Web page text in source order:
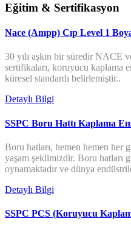
Eğitim & Sertifikasyon
Nace (Ampp) Cıp Level 1
30 yılı aşkın bir süredir NACE
sertifikaları, koruyucu kaplama
küresel standardı belirlemiştir..
Detaylı Bilgi
SSPC Boru Hattı Kaplama
Boru hatları, hemen hemen her
yaşam şeklimizdir. Boru hatları
oynamaktadır ve dünya
Detaylı Bilgi
SSPC PCS (Koruyucu